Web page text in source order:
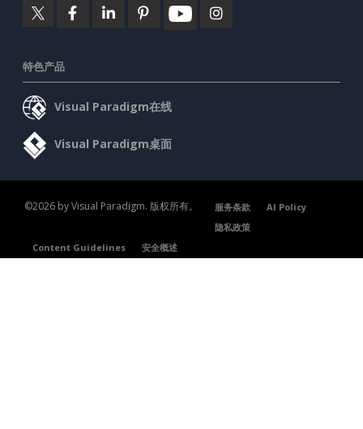
特色产品
Visual Paradigm在线
Visual Paradigm桌面
©2026 by Visual Paradigm. 版权所有。 服务条款
AI Policy
隐私政策
Content Guidelines
安全概述